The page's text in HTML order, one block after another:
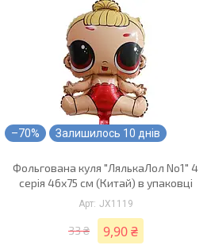
–70% Залишилось 10 днів
Фольгована куля "ЛялькаЛол No1" 4
серія 46х75 см (Китай) в упаковці
JX1119
33 ₴ 9,90 ₴